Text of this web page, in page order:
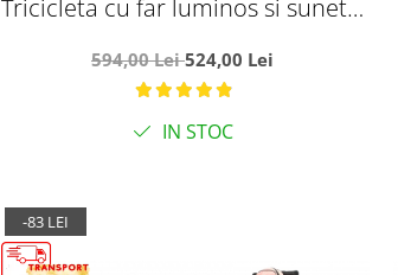
Tricicleta cu far luminos si sunete,
594,00 Lei524,00 Lei
IN STOC
-83 LEI